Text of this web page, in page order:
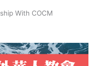
With COCM